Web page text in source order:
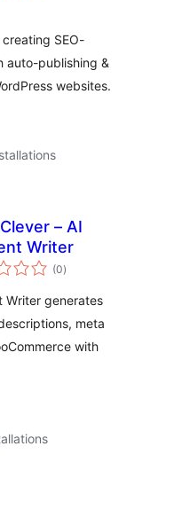
SEO-
auto-publishing &
websites.
– AI
Writer
(0total
ratings
)
Writer generates
meta
with